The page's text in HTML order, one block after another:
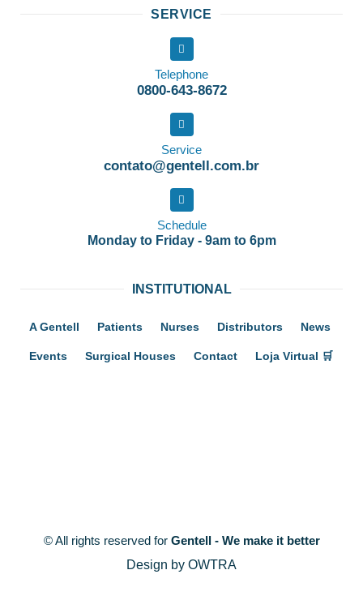
SERVICE
Telephone
0800-643-8672
Service
contato@gentell.com.br
Schedule
Monday to Friday - 9am to 6pm
INSTITUTIONAL
A Gentell Patients Nurses Distributors News
Events Surgical Houses Contact Loja Virtual 🛒
© All rights reserved for Gentell - We make it better
Design by OWTRA